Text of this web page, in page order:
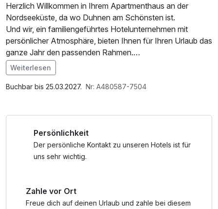
Herzlich Willkommen in Ihrem Apartmenthaus an der
Nordseeküste, da wo Duhnen am Schönsten ist.
Und wir, ein familiengeführtes Hotelunternehmen mit
persönlicher Atmosphäre, bieten Ihnen für Ihren Urlaub das
ganze Jahr den passenden Rahmen.
Freuen Sie sich auf Barfußlaufen im feinen Sand oder
Relaxen im Strandkorb. Was halten Sie vom Wandern im
Watt, von einem Ausflug zur Insel Neuwerk oder einer
Im Herbst und Winter können Sie sich den frischen Wind
um die Nase wehen lassen und einen Spaziergang am ca.
5 km langen Strand machen. Hier oben an der Küste
Im Angebot enthalten
Im Angebot enthalten
Saunabenutzung, Saunatuch, Leihbademantel, W-LAN
Weiterlesen
Buchbar bis 25.03.2027. Nr: A480587-7504
Persönlichkeit
Der persönliche Kontakt zu unseren Hotels ist für
uns sehr wichtig.
Zahle vor Ort
Freue dich auf deinen Urlaub und zahle bei diesem